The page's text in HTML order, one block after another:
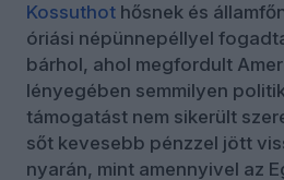
Kossuthot hősnek és
óriási népünnepéllyel
bárhol, ahol megfordult
lényegében semmilyen
támogatást nem sikerült
sőt kevesebb pénzzel jött
nyarán, mint amennyivel az